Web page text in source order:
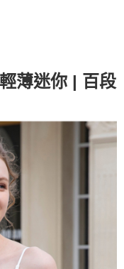
薄迷你 | 百段